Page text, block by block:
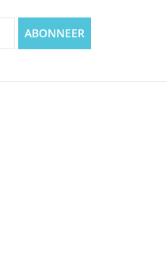
ABONNEER